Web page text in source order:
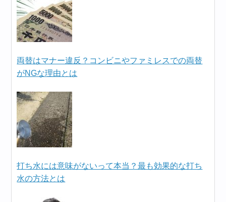
両替はマナー違反？コンビニやファミレスでの両替
がNGな理由とは
打ち水には意味がないって本当？最も効果的な打ち
水の方法とは